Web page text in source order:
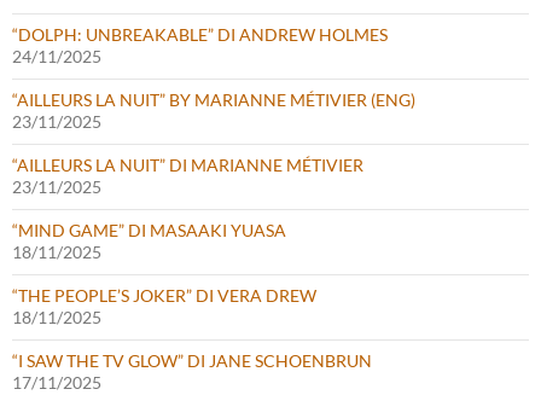
“DOLPH: UNBREAKABLE” DI ANDREW HOLMES
24/11/2025
“AILLEURS LA NUIT” BY MARIANNE MÉTIVIER (ENG)
23/11/2025
“AILLEURS LA NUIT” DI MARIANNE MÉTIVIER
23/11/2025
“MIND GAME” DI MASAAKI YUASA
18/11/2025
“THE PEOPLE’S JOKER” DI VERA DREW
18/11/2025
“I SAW THE TV GLOW” DI JANE SCHOENBRUN
17/11/2025